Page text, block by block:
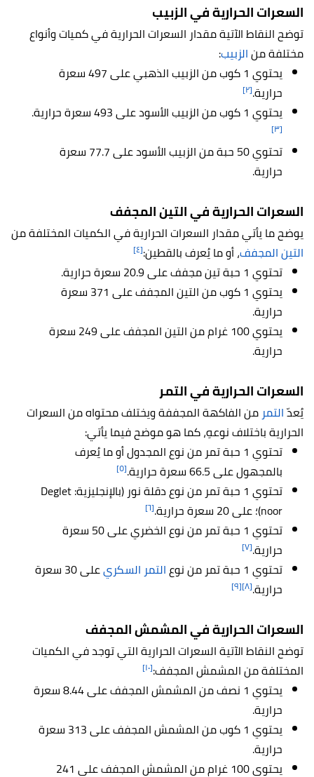
السعرات الحرارية في الزبيب
توضح النقاط الآتية مقدار السعرات الحرارية في كميات وأنواع
مختلفة منالزبيب:
يحتوي 1 كوب من الزبيب الذهبي على 497 سعرة
حرارية.[٢]
يحتوي 1 كوب من الزبيب الأسود على 493 سعرة حرارية.
[٣]
تحتوي 50 حبة من الزبيب الأسود على 77.7 سعرة
حرارية.
السعرات الحرارية في التين المجفف
يوضح ما يأتي مقدار السعرات الحرارية في الكميات المختلفة من
التين المجفف، أو ما يُعرف بالقطين:[٤]
تحتوي 1 حبة تين مجفف على 20.9 سعرة حرارية.
يحتوي 1 كوب من التين المجفف على 371 سعرة
حرارية.
يحتوي 100 غرام من التين المجفف على 249 سعرة
حرارية.
السعرات الحرارية في التمر
يُعدّالتمر من الفاكهة المجففة ويختلف محتواه من السعرات
الحرارية باختلاف نوعهِ، كما هو موضح فيما يأتي:
تحتوي 1 حبة تمر من نوع المجدول أو ما يُعرف
بالمجهول على 66.5 سعرة حرارية.
[٥]
تحتوي 1 حبة تمر من نوع دقلة نور (بالإنجليزية: Deglet
noor)؛ على 20 سعرة حرارية.
[٦]
تحتوي 1 حبة تمر من نوع الخضري على 50 سعرة
حرارية.[٧]
تحتوي 1 حبة تمر من نوع التمر السكري
على 30 سعرة
حرارية.[٨] [٩]
السعرات الحرارية في المشمش المجفف
توضح النقاط الآتية السعرات الحرارية التي توجد في الكميات
المختلفة من المشمش المجفف:[١٠]
يحتوي 1 نصف من المشمش المجفف على 8.44 سعرة
حرارية.
يحتوي 1 كوب من المشمش المجفف على 313 سعرة
حرارية.
يحتوي 100 غرام من المشمش المجفف على 241